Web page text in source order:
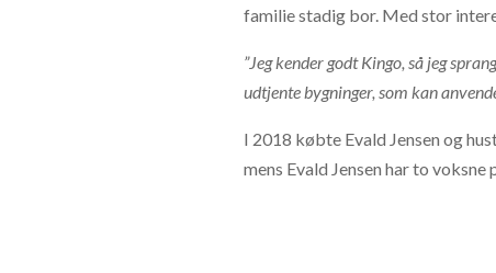
familie stadig bor. Med stor
”Jeg kender godt Kingo, så jeg
udtjente bygninger, som kan
I 2018 købte Evald Jensen og
mens Evald Jensen har to